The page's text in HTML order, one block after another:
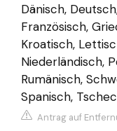
Dänisch,
Französisch,
Kroatisch,
Niederländisch,
Rumänisch,
Spanisch,
Antrag auf